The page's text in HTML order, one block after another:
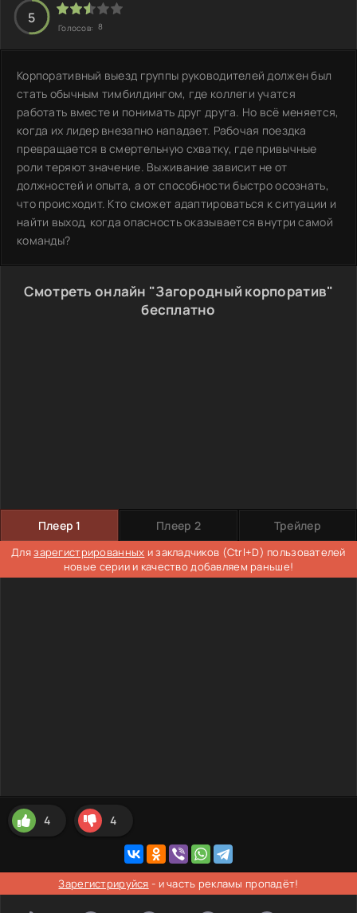
5
Голосов: 8
Корпоративный выезд группы руководителей должен был
стать обычным тимбилдингом, где коллеги учатся
работать вместе и понимать друг друга. Но всё меняется,
когда их лидер внезапно нападает. Рабочая поездка
превращается в смертельную схватку, где привычные
роли теряют значение. Выживание зависит не от
должностей и опыта, а от способности быстро осознать,
что происходит. Кто сможет адаптироваться к ситуации и
найти выход, когда опасность оказывается внутри самой
команды?
Смотреть онлайн "Загородный корпоратив"
бесплатно
Плеер 1 Плеер 2 Трейлер
Длязарегистрированных и закладчиков (Ctrl+D) пользователей
новые серии и качество добавляем раньше!
4 4
Зарегистрируйся - и часть рекламы пропадёт!